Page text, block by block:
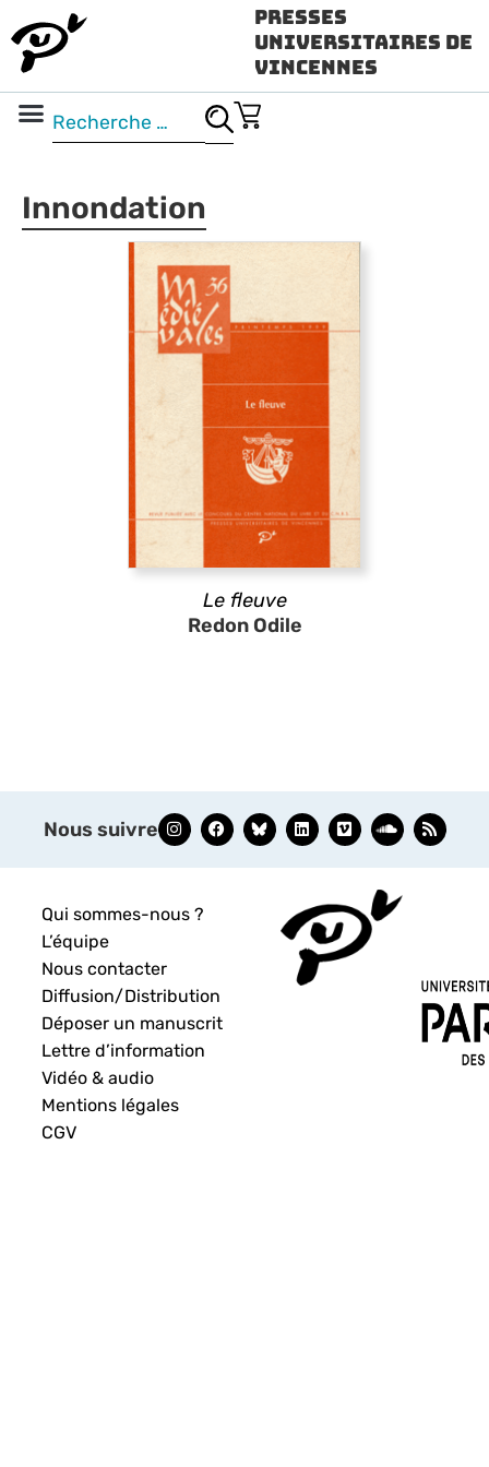
Presses
Universitaires de
Vincennes
Innondation
Le fleuve
Redon Odile
Nous suivre
Qui sommes-nous ?
L’équipe
Nous contacter
Diffusion/Distribution
Déposer un manuscrit
Lettre d’information
Vidéo & audio
Mentions légales
CGV